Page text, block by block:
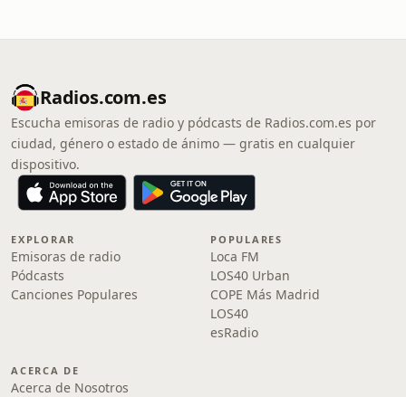
Radios.com.es
Escucha emisoras de radio y pódcasts de Radios.com.es por
ciudad, género o estado de ánimo — gratis en cualquier
dispositivo.
EXPLORAR
Emisoras de radio
Pódcasts
Canciones Populares
POPULARES
Loca FM
LOS40 Urban
COPE Más Madrid
LOS40
esRadio
ACERCA DE
Acerca de Nosotros